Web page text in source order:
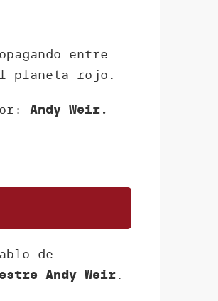
entre
planeta rojo.
Andy Weir.
de
Andy Weir.